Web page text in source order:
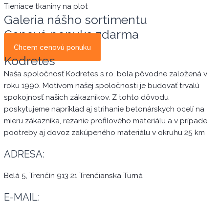
Tieniace tkaniny na plot
Galeria nášho sortimentu
Cenová ponuka zdarma
Chcem cenovú ponuku
Kodretes
Naša spoločnosť Kodretes s.r.o. bola pôvodne založená v
roku 1990. Motívom našej spoločnosti je budovať trvalú
spokojnosť našich zákazníkov. Z tohto dôvodu
poskytujeme napríklad aj strihanie betonárskych ocelí na
mieru zákazníka, rezanie profilového materiálu a v prípade
pootreby aj dovoz zakúpeného materiálu v okruhu 25 km
ADRESA:
Belá 5, Trenčín 913 21 Trenčianska Turná
E-MAIL: